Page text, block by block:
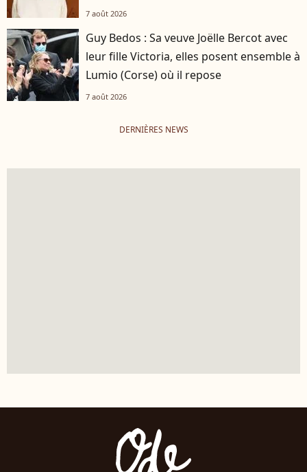
7 août 2026
Guy Bedos : Sa veuve Joëlle Bercot avec
leur fille Victoria, elles posent ensemble à
Lumio (Corse) où il repose
7 août 2026
DERNIÈRES NEWS